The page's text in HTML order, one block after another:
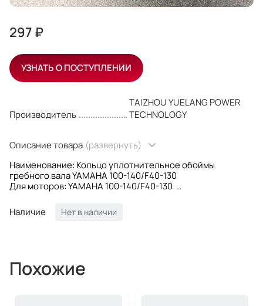
Производитель
TAIZHOU YUELANG POWER
TECHNOLOGY
Описание товара (развернуть)
Наименование: Кольцо уплотнительное обоймы
гребного вала YAMAHA 100-140/F40-130
Для моторов: YAMAHA 100-140/F40-130
Производитель: Yuelang
Наличие Нет в наличии
297 ₽
УЗНАТЬ О ПОСТУПЛЕНИИ
Похожие